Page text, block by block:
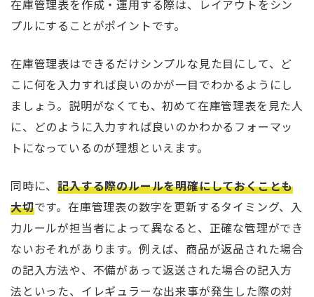
在庫管理表を作成・運用する際は、レイアウトをシン
プルにすることがポイントです。
在庫管理表はできるだけシンプルな見た目にして、ど
こに何を入力すれば良いのかが一目でわかるようにし
ましょう。説明がなくても、初めて在庫管理表を見た人
に、どのように入力すれば良いのかわかるフォーマッ
トになっているのが理想といえます。
同時に、記入する際のルールを明確にしておくことも
大切です。在庫管理表の数字を更新するタイミング、入
力ルールが担当者によって異なると、正確な管理ができ
ないおそれがあります。例えば、商品が返品された場合
の記入方法や、不備があって返送された場合の記入方
法といった、イレギュラーな出来事が発生した際の対